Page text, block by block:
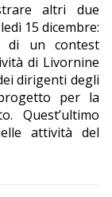
altri due
15 dicembre:
di un contest
di Livornine
dirigenti degli
per la
Quest’ultimo
attività del